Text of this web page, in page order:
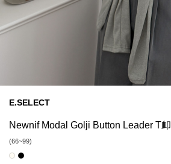
E.SELECT
Newnif Modal Golji Button Leader T卹
(66~99)